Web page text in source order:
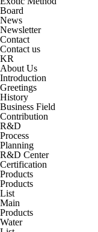
Board
News
Newsletter
Contact
Contact us
KR
About Us
Introduction
Greetings
History
Business Field
Contribution
R&D
Process
Planning
R&D Center
Certification
Products
Products
List
Main
Products
Water